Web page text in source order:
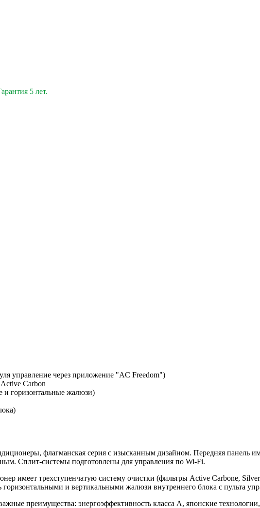
5 лет.
управление через приложение "AC Freedom")
Carbon
и горизонтальные жалюзи)
флагманская серия с изысканным дизайном. Передняя
Сплит-системы подготовлены для управления по Wi-Fi.
имеет трехступенчатую систему очистки (фильтры Active Carbone,
и вертикальными жалюзи внутреннего блока с пульта
преимущества: энергоэффективность класса А, японские